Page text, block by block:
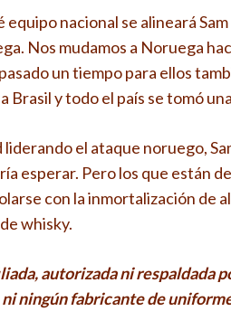
equipo nacional se alineará
Nos mudamos a Noruega
un tiempo para ellos
Brasil y todo el país se tomó
liderando el ataque noruego,
esperar. Pero los que están
con la inmortalización de
whisky.
autorizada ni respaldada
ningún fabricante de